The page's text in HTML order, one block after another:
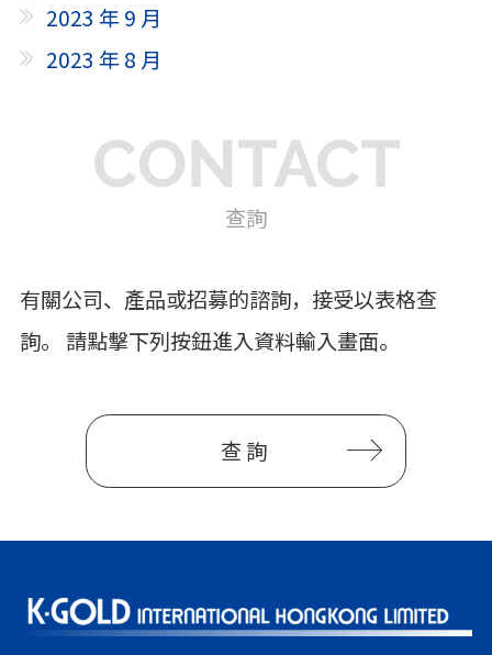
2023 年 9 月
2023 年 8 月
CONTACT
查詢
有關公司、產品或招募的諮詢，接受以表格查
詢。 請點擊下列按鈕進入資料輸入畫面。
查詢